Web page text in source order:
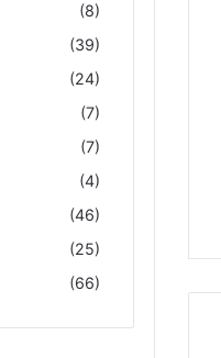
(8)
(39)
(24)
(7)
(7)
(4)
(46)
(25)
(66)